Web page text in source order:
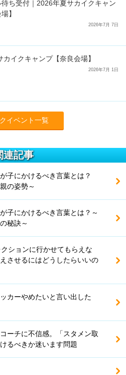
ち受付｜2026年夏サカイクキャン
】
2026年7月 7日
カイクキャンプ【奈良会場】
2026年7月 1日
イベント一覧
連記事
子にかけるべき言葉とは？
の姿勢～
子にかけるべき言葉とは？～
秘訣～
ションに行かせてもらえな
させるにはどうしたらいいの
カーやめたいと言い出した
ーチに不信感。「スタメン取
るべきか迷います問題